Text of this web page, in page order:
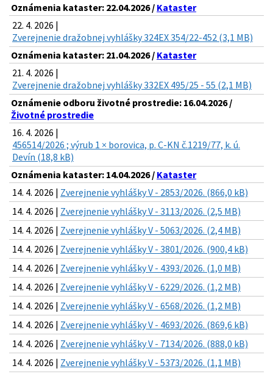
Oznámenia kataster: 22.04.2026 / Kataster
22. 4. 2026 |
Zverejnenie dražobnej vyhlášky 324EX 354/22-452 (3,1 MB)
Oznámenia kataster: 21.04.2026 / Kataster
21. 4. 2026 |
Zverejnenie dražobnej vyhlášky 332EX 495/25 - 55 (2,1 MB)
Oznámenie odboru životné prostredie: 16.04.2026 /
Životné prostredie
16. 4. 2026 |
456514/2026 ; výrub 1 × borovica, p. C-KN č.1219/77, k. ú.
Devín (18,8 kB)
Oznámenia kataster: 14.04.2026 / Kataster
14. 4. 2026 | Zverejnenie vyhlášky V - 2853/2026. (866,0 kB)
14. 4. 2026 | Zverejnenie vyhlášky V - 3113/2026. (2,5 MB)
14. 4. 2026 | Zverejnenie vyhlášky V - 5063/2026. (2,4 MB)
14. 4. 2026 | Zverejnenie vyhlášky V - 3801/2026. (900,4 kB)
14. 4. 2026 | Zverejnenie vyhlášky V - 4393/2026. (1,0 MB)
14. 4. 2026 | Zverejnenie vyhlášky V - 6229/2026. (1,2 MB)
14. 4. 2026 | Zverejnenie vyhlášky V - 6568/2026. (1,2 MB)
14. 4. 2026 | Zverejnenie vyhlášky V - 4693/2026. (869,6 kB)
14. 4. 2026 | Zverejnenie vyhlášky V - 7134/2026. (888,0 kB)
14. 4. 2026 | Zverejnenie vyhlášky V - 5373/2026. (1,1 MB)